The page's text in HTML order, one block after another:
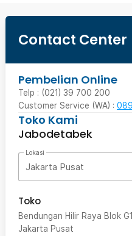
Contact Center
Pembelian Online
Telp : (021) 39 700 200
Customer Service (WA) :
Toko Kami
Jabodetabek
Lokasi
Jakarta Pusat
Toko
Bendungan Hilir Raya Blok
Jakarta Pusat